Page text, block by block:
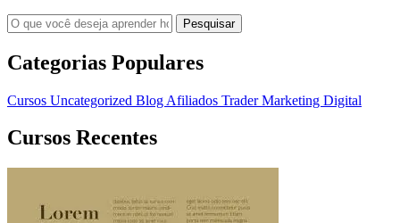
Pesquisar
Categorias Populares
Cursos Uncategorized Blog Afiliados TraderMarketing Digital
Cursos Recentes